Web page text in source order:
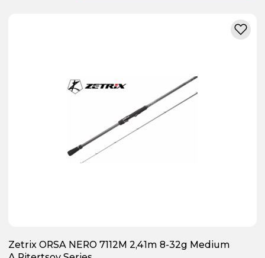
Zetrix ORSA NERO 7112M 2,41m 8-32g Medium